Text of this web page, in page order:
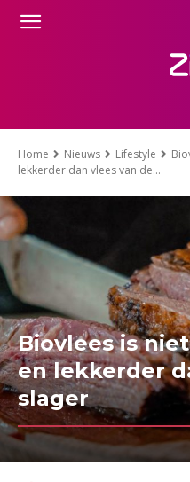
Home Nieuws Lifestyle
lekkerder dan vlees van de...
Biovlees is
en lekkerder
slager